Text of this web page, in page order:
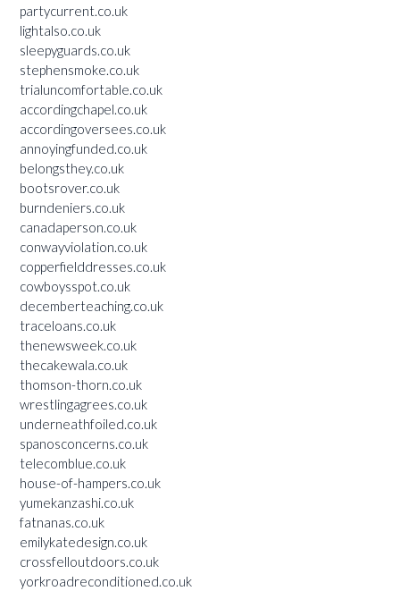
partycurrent.co.uk
lightalso.co.uk
sleepyguards.co.uk
stephensmoke.co.uk
trialuncomfortable.co.uk
accordingchapel.co.uk
accordingoversees.co.uk
annoyingfunded.co.uk
belongsthey.co.uk
bootsrover.co.uk
burndeniers.co.uk
canadaperson.co.uk
conwayviolation.co.uk
copperfielddresses.co.uk
cowboysspot.co.uk
decemberteaching.co.uk
traceloans.co.uk
thenewsweek.co.uk
thecakewala.co.uk
thomson-thorn.co.uk
wrestlingagrees.co.uk
underneathfoiled.co.uk
spanosconcerns.co.uk
telecomblue.co.uk
house-of-hampers.co.uk
yumekanzashi.co.uk
fatnanas.co.uk
emilykatedesign.co.uk
crossfelloutdoors.co.uk
yorkroadreconditioned.co.uk